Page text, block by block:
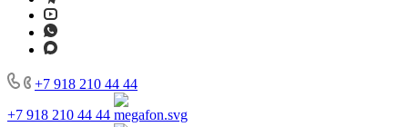
+7 918 210 44 44
+7 918 210 44 44